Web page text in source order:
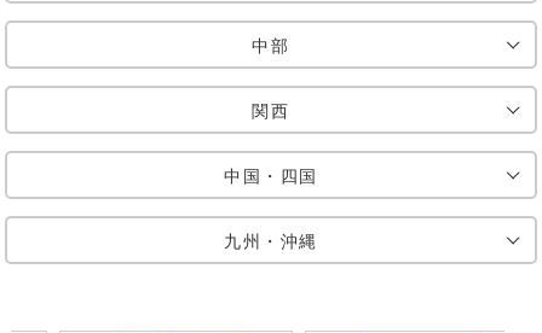
中部
関西
中国・四国
九州・沖縄